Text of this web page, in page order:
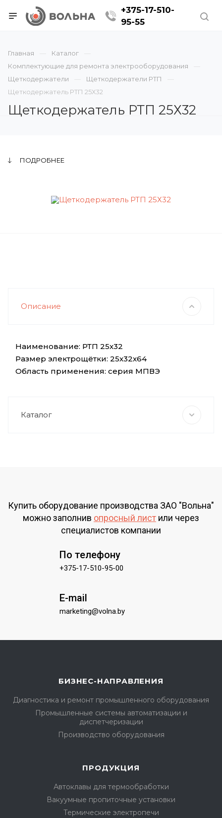
+375-17-510-
95-55
Главная
Каталог
Комплектующие для ремонта электрооборудования
Щеткодержатели
Щеткодержатели РТП
Щеткодержатель РТП 25Х32
Щеткодержатель РТП 25Х32
ПОДРОБНЕЕ
Описание
Наименование: РТП 25х32
Размер электрощётки: 25х32х64
Область применения: серия МПВЭ
Каталог
Купить оборудование производства ЗАО "Вольна"
можно заполнив опросный лист или через
специалистов компании
По телефону
+375-17-510-95-00
E-mail
marketing@volna.by
БИЗНЕС-НАПРАВЛЕНИЯ
Диагностика и ремонт промышленного оборудования
Промышленные системы автоматизации и
диспетчеризации
Производство оборудования
ПРОДУКЦИЯ
Автоклавы для термообработки
Вакуумные пропиточные установки
Термические электропечи